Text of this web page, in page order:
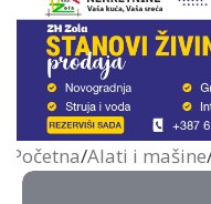
Početna/Alati i mašine